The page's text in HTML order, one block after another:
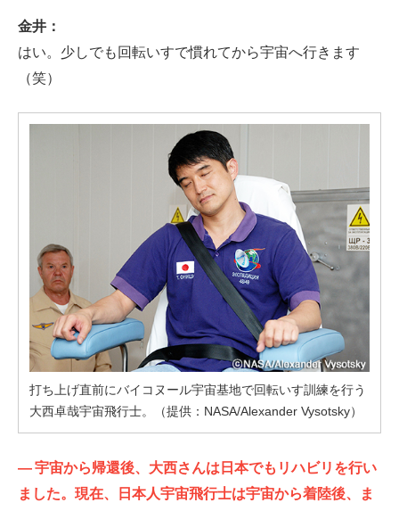
金井：
はい。少しでも回転いすで慣れてから宇宙へ行きます
（笑）
打ち上げ直前にバイコヌール宇宙基地で回転いす訓練を行う
大西卓哉宇宙飛行士。（提供：NASA/Alexander Vysotsky）
—宇宙から帰還後、大西さんは日本でもリハビリを行い
ました。現在、日本人宇宙飛行士は宇宙から着陸後、ま